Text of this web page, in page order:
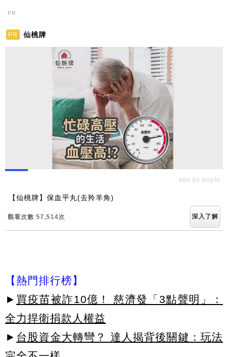
PR
PR 仙桃牌
ads by popIn
【仙桃牌】保血平丸(去羚羊角)
觀看次數 57,516次 深入了解
【熱門排行榜】
► 買疫苗被詐10億！ 慈濟發「3點聲明」：
全力捍衛捐款人權益
► 台股資金大轉彎？ 達人揭背後關鍵：玩法